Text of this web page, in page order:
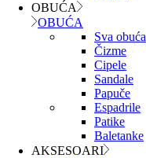
OBUĆA
OBUĆA
Sva obuća
Čizme
Cipele
Sandale
Papuče
Espadrile
Patike
Baletanke
AKSESOARI